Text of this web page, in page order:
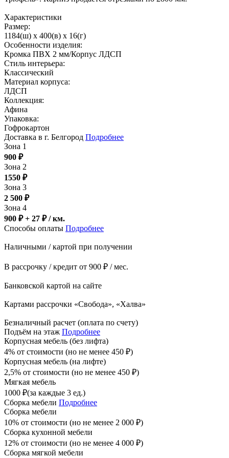
Характеристики
Размер:
1184(ш) x 400(в) x 16(г)
Особенности изделия:
Кромка ПВХ 2 мм/Корпус ЛДСП
Стиль интерьера:
Классический
Материал корпуса:
ЛДСП
Коллекция:
Афина
Упаковка:
Гофрокартон
Доставка в г. Белгород Подробнее
Зона 1
900 ₽
Зона 2
1550 ₽
Зона 3
2 500 ₽
Зона 4
900 ₽ + 27 ₽/ км.
Способы оплаты Подробнее
Наличными / картой при получении
В рассрочку / кредит от 900 ₽ / мес.
Банковской картой на сайте
Картами рассрочки «Свобода», «Халва»
Безналичный расчет (оплата по счету)
Подъём на этаж Подробнее
Корпусная мебель (без лифта)
4% от стоимости (но не менее 450 ₽)
Корпусная мебель (на лифте)
2,5% от стоимости (но не менее 450 ₽)
Мягкая мебель
1000 ₽(за каждые 3 ед.)
Сборка мебели Подробнее
Сборка мебели
10% от стоимости (но не менее 2 000 ₽)
Сборка кухонной мебели
12% от стоимости (но не менее 4 000 ₽)
Сборка мягкой мебели